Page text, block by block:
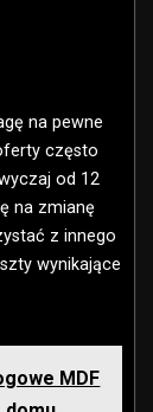
na pewne
często
od 12
na zmianę
z innego
wynikające
MDF